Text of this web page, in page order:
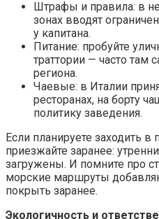
Штрафы и правила: в
зонах вводят
у капитана.
Питание: пробуйте
траттории — часто там
региона.
Чаевые: в Италии
ресторанах, на борту
политику заведения.
Если планируете заходить
приезжайте заранее:
загружены. И помните про
морские маршруты
покрыть заранее.
Экологичность и